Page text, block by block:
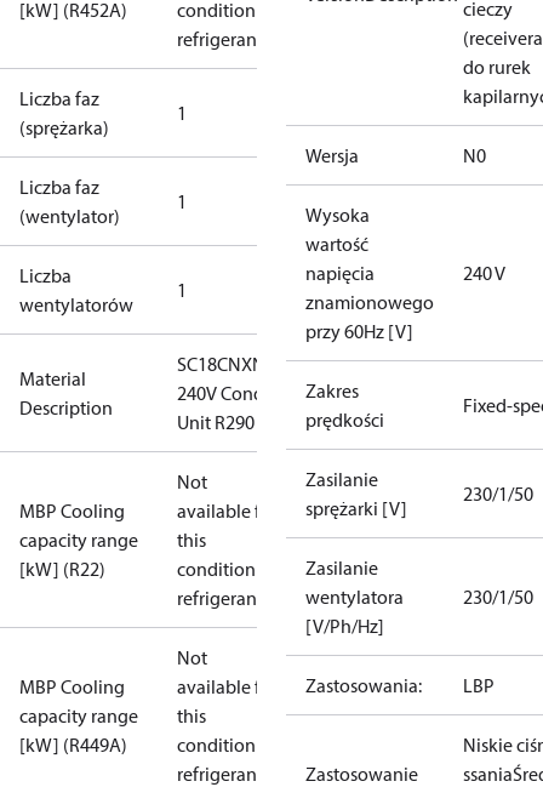
[kW] (R452A)
condition /
refrigerant
Liczba faz
(sprężarka)
1
Liczba faz
(wentylator)
1
Liczba
wentylatorów
1
Material
Description
SC18CNXNO
240V Cond
Unit R290
MBP Cooling
capacity range
[kW] (R22)
Not
available for
this
condition /
refrigerant
MBP Cooling
capacity range
[kW] (R449A)
Not
available for
this
condition /
refrigerant
cieczy
do rurek
Wersja N0
Wysoka
wartość
napięcia
znamionowego
przy 60Hz [V]
240 V
Zakres
prędkości
Fixed-
Zasilanie
sprężarki [V]
230/1/50
Zasilanie
wentylatora
[V/Ph/Hz]
230/1/50
Zastosowania: LBP
Zastosowanie
Niskie
ssania